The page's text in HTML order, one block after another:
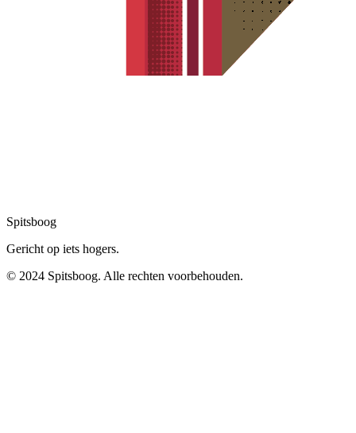
Spitsboog
Gericht op iets hogers.
© 2024 Spitsboog. Alle rechten voorbehouden.